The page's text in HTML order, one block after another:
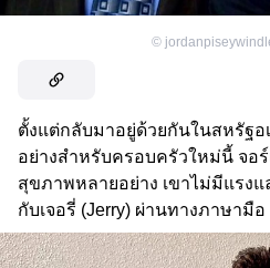
©
ตั้งแต่กลับมาอยู่ด้วยกันในสหรัฐ
อย่างสำหรับครอบครัวใหม่นี้ จอ
สุขภาพหลายอย่าง เขาไม่มีแรง
กับเจอรี่ (Jerry) ผ่านทางภาษามื